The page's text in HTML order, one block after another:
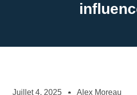
Juillet 4, 2025 Alex Moreau